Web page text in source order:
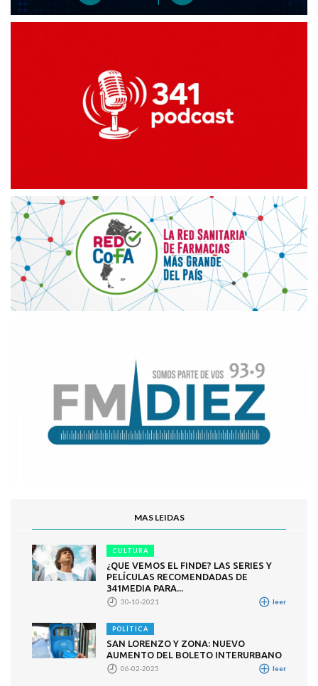
MAS LEIDAS
CULTURA
¿QUE VEMOS EL FINDE? LAS SERIES Y
PELÍCULAS RECOMENDADAS DE
341MEDIA PARA...
30-10-2021 leer
POLÍTICA
SAN LORENZO Y ZONA: NUEVO
AUMENTO DEL BOLETO INTERURBANO
06-02-2025 leer